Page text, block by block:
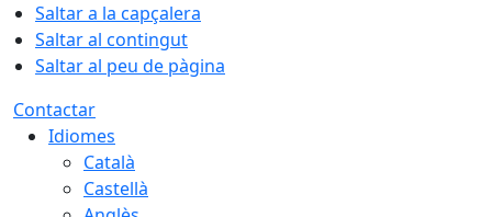
Saltar a la capçalera
Saltar al contingut
Saltar al peu de pàgina
Contactar
Idiomes
Català
Castellà